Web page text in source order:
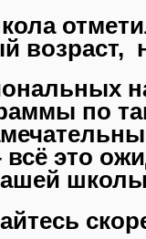
возраст,
по
это